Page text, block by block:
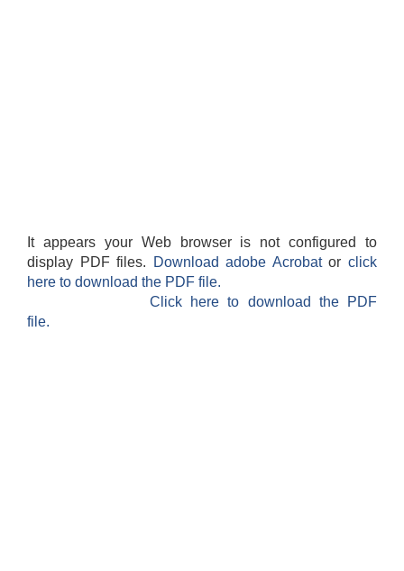
It appears your Web browser is not configured to
display PDF files.
Download adobe Acrobatorclick
here to download the PDF file.
Click here to download the PDF
file.